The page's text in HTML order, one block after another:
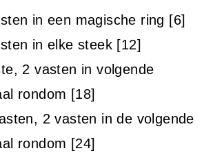
in een magische ring [6]
in elke steek [12]
2 vasten in volgende
rondom [18]
2 vasten in de volgende
rondom [24]